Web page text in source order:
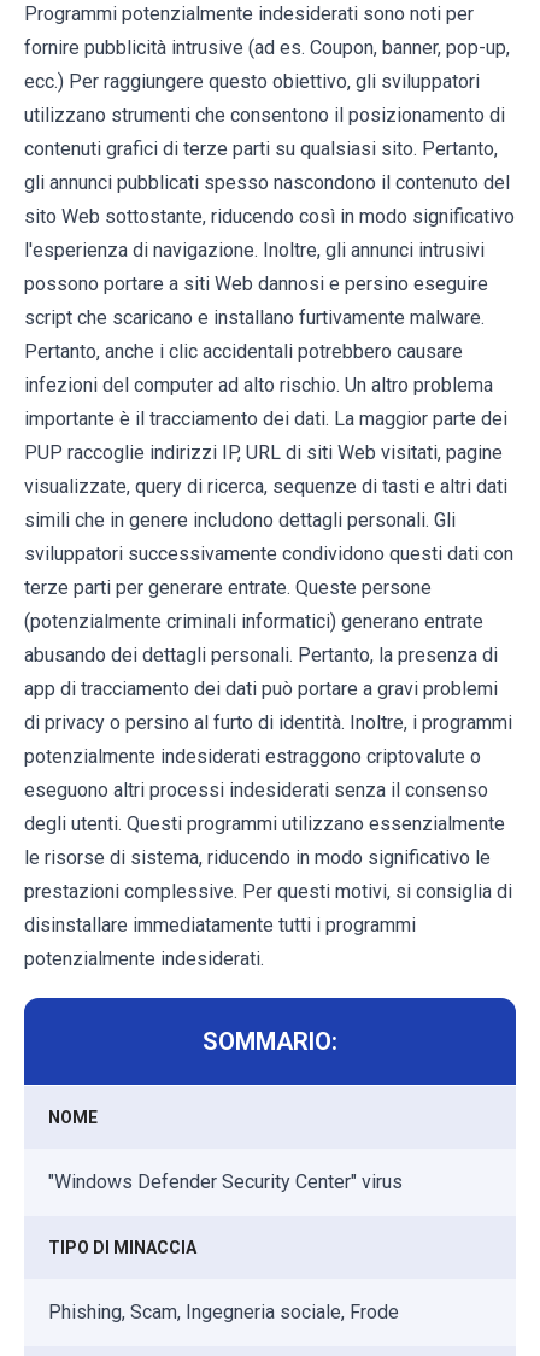
Programmi potenzialmente indesiderati sono noti per
fornire pubblicità intrusive (ad es. Coupon, banner, pop-up,
ecc.) Per raggiungere questo obiettivo, gli sviluppatori
utilizzano strumenti che consentono il posizionamento di
contenuti grafici di terze parti su qualsiasi sito. Pertanto,
gli annunci pubblicati spesso nascondono il contenuto del
sito Web sottostante, riducendo così in modo significativo
l'esperienza di navigazione. Inoltre, gli annunci intrusivi
possono portare a siti Web dannosi e persino eseguire
script che scaricano e installano furtivamente malware.
Pertanto, anche i clic accidentali potrebbero causare
infezioni del computer ad alto rischio. Un altro problema
importante è il tracciamento dei dati. La maggior parte dei
PUP raccoglie indirizzi IP, URL di siti Web visitati, pagine
visualizzate, query di ricerca, sequenze di tasti e altri dati
simili che in genere includono dettagli personali. Gli
sviluppatori successivamente condividono questi dati con
terze parti per generare entrate. Queste persone
(potenzialmente criminali informatici) generano entrate
abusando dei dettagli personali. Pertanto, la presenza di
app di tracciamento dei dati può portare a gravi problemi
di privacy o persino al furto di identità. Inoltre, i programmi
potenzialmente indesiderati estraggono criptovalute o
eseguono altri processi indesiderati senza il consenso
degli utenti. Questi programmi utilizzano essenzialmente
le risorse di sistema, riducendo in modo significativo le
prestazioni complessive. Per questi motivi, si consiglia di
disinstallare immediatamente tutti i programmi
potenzialmente indesiderati.
SOMMARIO:
NOME
"Windows Defender Security Center" virus
TIPO DI MINACCIA
Phishing, Scam, Ingegneria sociale, Frode